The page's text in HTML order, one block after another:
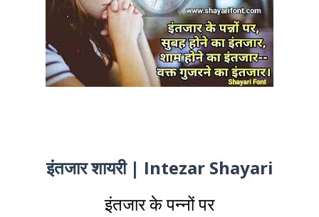
इंतजार शायरी | Intezar Shayari
इंतजार के पन्नों पर